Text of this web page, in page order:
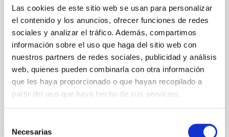
Las cookies de este sitio web se usan para personalizar
el contenido y los anuncios, ofrecer funciones de redes
sociales y analizar el tráfico. Además, compartimos
información sobre el uso que haga del sitio web con
nuestros partners de redes sociales, publicidad y análisis
web, quienes pueden combinarla con otra información
que les haya proporcionado o que hayan recopilado a
partir del uso que haya hecho de sus servicios.
Necesarias
UN CONTRATO - TÉCNICO/A DE TALLER -
ESPECIALIDAD MECÁNICA- FIJO
LABORAL - PS-2026-032
Se convoca proceso selectivo para el ingreso, como
personal laboral fijo, de un puesto de trabajo con la
categoría profesional de Técnico/a de Taller, acogido
al Convenio y que tendrá, entre otras